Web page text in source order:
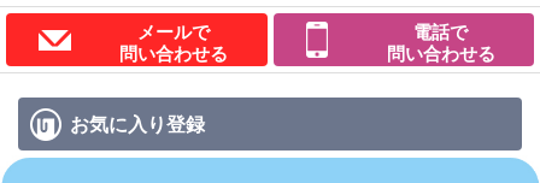
メールで
問い合わせる
電話で
問い合わせる
お気に入り登録